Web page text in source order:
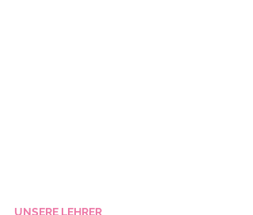
UNSERE LEHRER